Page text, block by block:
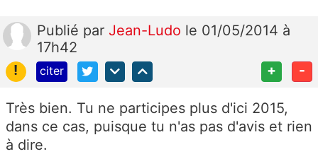
Publié par Jean-Ludo le 01/05/2014 à
17h42
!
citer + -
Très bien. Tu ne participes plus d'ici 2015,
dans ce cas, puisque tu n'as pas d'avis et rien
à dire.